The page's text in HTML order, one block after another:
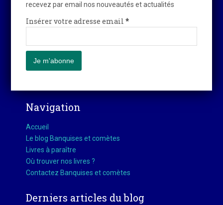
recevez par email nos nouveautés et actualités
Insérer votre adresse email*
Navigation
Accueil
Le blog Banquises et comètes
Livres à paraître
Où trouver nos livres ?
Contactez Banquises et comètes
Derniers articles du blog